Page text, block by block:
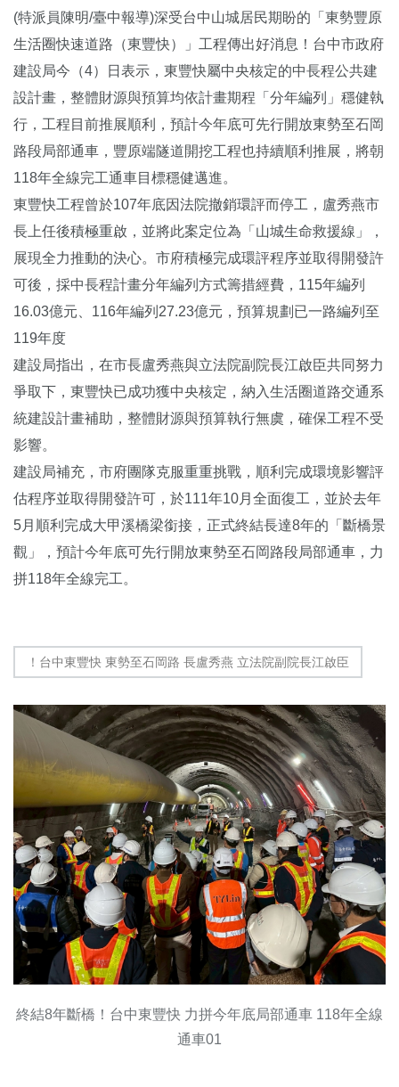
(特派員陳明/臺中報導)深受台中山城居民期盼的「東勢豐原
生活圈快速道路（東豐快）」工程傳出好消息！台中市政府
建設局今（4）日表示，東豐快屬中央核定的中長程公共建
設計畫，整體財源與預算均依計畫期程「分年編列」穩健執
行，工程目前推展順利，預計今年底可先行開放東勢至石岡
路段局部通車，豐原端隧道開挖工程也持續順利推展，將朝
118年全線完工通車目標穩健邁進。
東豐快工程曾於107年底因法院撤銷環評而停工，盧秀燕市
長上任後積極重啟，並將此案定位為「山城生命救援線」，
展現全力推動的決心。市府積極完成環評程序並取得開發許
可後，採中長程計畫分年編列方式籌措經費，115年編列
16.03億元、116年編列27.23億元，預算規劃已一路編列至
119年度
建設局指出，在市長盧秀燕與立法院副院長江啟臣共同努力
爭取下，東豐快已成功獲中央核定，納入生活圈道路交通系
統建設計畫補助，整體財源與預算執行無虞，確保工程不受
影響。
建設局補充，市府團隊克服重重挑戰，順利完成環境影響評
估程序並取得開發許可，於111年10月全面復工，並於去年
5月順利完成大甲溪橋梁銜接，正式終結長達8年的「斷橋景
觀」，預計今年底可先行開放東勢至石岡路段局部通車，力
拼118年全線完工。
！台中東豐快 東勢至石岡路 長盧秀燕 立法院副院長江啟臣
終結8年斷橋！台中東豐快 力拼今年底局部通車 118年全線
通車01